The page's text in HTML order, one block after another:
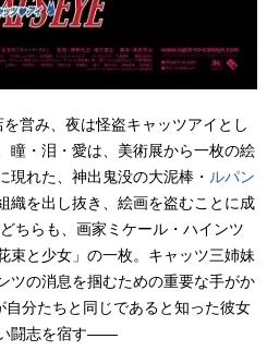
営み、夜は怪盗キャッツアイとし
瞳・泪・愛は、美術展から一枚の絵
現れた、神出鬼没の大泥棒・ ルパン
織を出し抜き、絵画を盗むことに成
ちらも、画家ミケール・ハインツ
と少女」の一枚。キャッツ三姉妹
ツの消息を掴むための重要な手がか
自分たちと同じであると知った彼女
闘志を宿す――